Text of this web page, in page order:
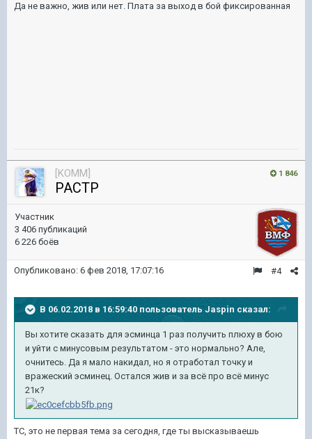
Да не важно, жив или нет. Плата за выход в бой фиксированная
1 846
[KOMM]
PACTP
Участник
3 406 публикаций
6 226 боёв
#4
Опубликовано: 6 фев 2018, 17:07:16
В 06.02.2018 в 16:59:40 пользователь Jaspin сказал:
Вы хотите сказать для эсминца 1 раз получить плюху в бою
и уйти с минусовым результатом - это нормально? Але,
очнитесь. Да я мало накидал, но я отработал точку и
вражеский эсминец. Остался жив и за всё про всё минус
21к?
ТС, это не первая тема за сегодня, где ты высказываешь